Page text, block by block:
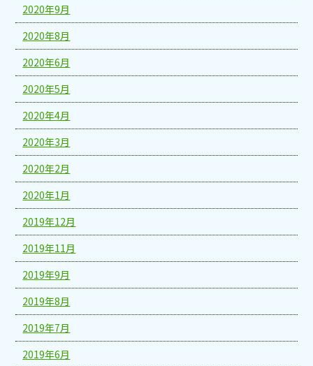
2020年9月
2020年8月
2020年6月
2020年5月
2020年4月
2020年3月
2020年2月
2020年1月
2019年12月
2019年11月
2019年9月
2019年8月
2019年7月
2019年6月